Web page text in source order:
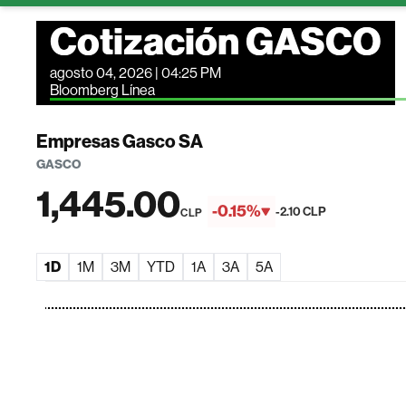
Cotización GASCO
agosto 04, 2026 | 04:25 PM
Bloomberg Línea
Empresas Gasco SA
GASCO
1,445.00CLP -0.15% -2.10 CLP
1D 1M 3M YTD 1A 3A 5A